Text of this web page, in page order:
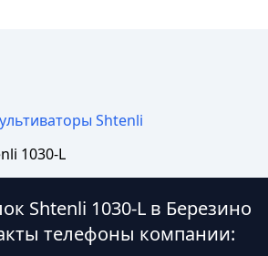
Shtenli
1030-L
Shtenli 1030-L в Березино
телефоны компании: